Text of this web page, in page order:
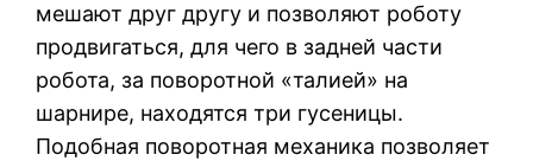
мешают друг другу и позволяют роботу
продвигаться, для чего в задней части
робота, за поворотной «талией» на
шарнире, находятся три гусеницы.
Подобная поворотная механика позволяет